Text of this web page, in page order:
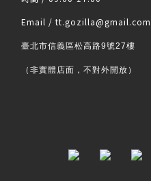
Email / tt.gozilla@gmail.com
臺北市信義區松高路9號27樓
（非實體店面，不對外開放）